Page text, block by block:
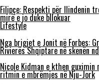
Filipçe: Respekti për Ilindenin
mirë e jo duke bllokuar
Lifestyle
Nga brigjet e Jonit në Forbes:
Rivierës Shqiptare në skenën
Nicole Kidman e kthen
ritmin e mbrëmjes në Nju-Jork